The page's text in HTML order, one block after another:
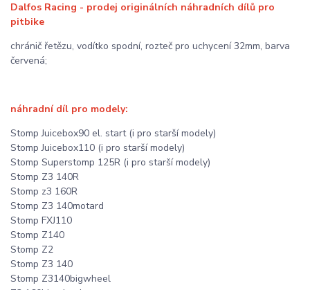
Dalfos Racing - prodej originálních náhradních dílů pro
pitbike
chránič řetězu, vodítko spodní, rozteč pro uchycení 32mm, barva
červená;
náhradní díl pro modely:
Stomp Juicebox90 el. start (i pro starší modely)
Stomp Juicebox110 (i pro starší modely)
Stomp Superstomp 125R (i pro starší modely)
Stomp Z3 140R
Stomp z3 160R
Stomp Z3 140motard
Stomp FXJ110
Stomp Z140
Stomp Z2
Stomp Z3 140
Stomp Z3140bigwheel